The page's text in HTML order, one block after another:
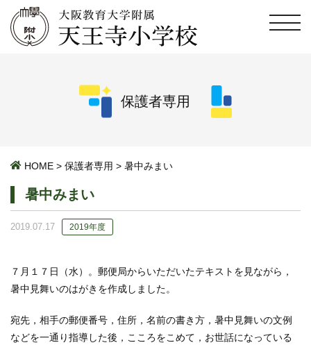
保護者専用
HOME > 保護者専用 > 暑中みまい
暑中みまい
2019.07.17 2019年度
７月１７日（水）。郵便局からいただいたテキストを見ながら，
暑中見舞いのはがきを作成しました。
宛先，相手の郵便番号，住所，名前の書き方，暑中見舞いの文例
などを一通り指導した後，こころをこめて，お世話になっている